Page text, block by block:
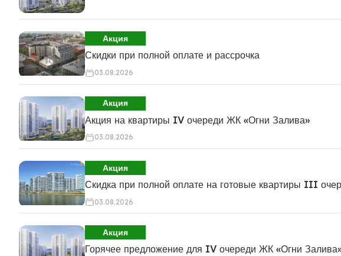
Акция
Скидки при полной оплате и рассрочка
03.08.2026
Акция
Акция на квартиры IV очереди ЖК «Огни Залива»
03.08.2026
Акция
Скидка при полной оплате на готовые квартиры III
03.08.2026
Акция
Горячее предложение для IV очереди ЖК «Огни